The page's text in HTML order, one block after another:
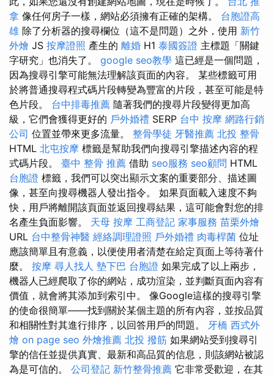
拿 像任何房子一樣，網站必須擁有正確的架構。 台胞證高
雄 除了分析器的搜尋欄位（這不是問題）之外，使用 新竹
外燴 JS 按摩證照 產生的 離婚 H1 泰國簽證 主標題「關鍵
字研究」也消失了。 google seo教學 這已經是一個問題，
因為搜尋引擎可能無法理解該頁面的內容。 某些標籤可用
於將普通搜尋程式碼片段轉變為豐富的片段，甚至可能是特
色片段。 台中排毒推薦 隨著我們的搜尋片段變得更加高
級，它們會獲得更好的 戶外婚禮 SERP 台中 按摩 網路行銷
公司 位置並帶來更多流量。 整骨學徒 牙醫推薦 北投 整骨
HTML 北屯按摩 標籤是幫助我們向搜尋引擎描述內容的程
式碼片段。 臺中 整骨 推薦 借助 seo服務 seo顧問 HTML
台胞證 標籤，我們可以突出顯示文案的重要部分、描述圖
像，甚至向搜尋機器人發出指令。 如果頁面載入速度不夠
快，用戶將離開該頁面並返回搜尋結果，這可能會對您的排
名產生負面影響。 天母 按摩 工商登記 家事服務 苗栗外燴
URL 台中整骨神醫 經絡調理證照 戶外婚禮 肉毒桿菌 位址
應該簡單且有意義，以便使用者清楚在給定頁面上等待著什
麼。 按摩 尋人找人 墊下巴 台胞證 如果完成了以上兩步，
機器人已經爬取了你的網站，成功渲染，並判斷頁面內容有
價值，就會將其添加到索引中。 像Google這樣的搜尋引擎
的使命很簡單——找到關於某個主題的所有內容，並按品質
和相關性對其進行排序，以回答用戶的問題。 牙橋 西式外
燴 on page seo 外燴推薦 北投 撥筋 如果網站受到搜尋引
擎的信任並提供真實、最新和高品質的信息，則該網站被認
為是可信的。 公司登記 新竹整骨推薦 它非常受歡迎，在其